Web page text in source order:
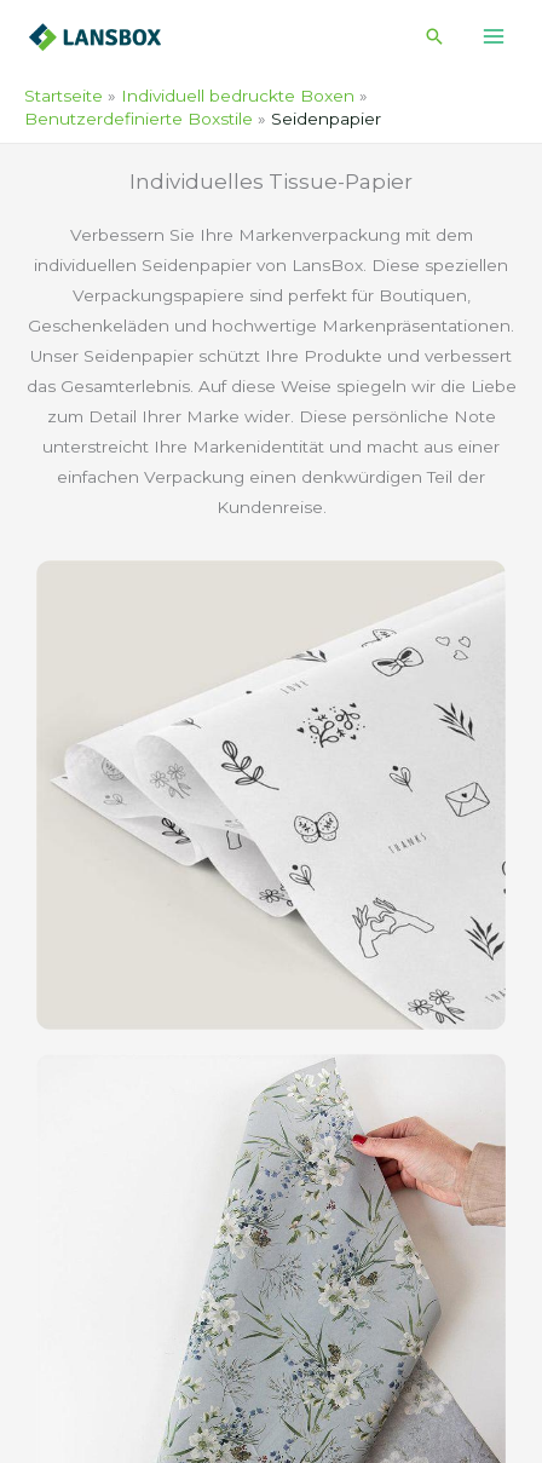
Inhalt
Suche
Startseite
Individuell bedruckte Boxen
Benutzerdefinierte Boxstile
Seidenpapier
Individuelles Tissue-Papier
Verbessern Sie Ihre Markenverpackung mit dem
individuellen Seidenpapier von LansBox. Diese speziellen
Verpackungspapiere sind perfekt für Boutiquen,
Geschenkeläden und hochwertige Markenpräsentationen.
Unser Seidenpapier schützt Ihre Produkte und verbessert
das Gesamterlebnis. Auf diese Weise spiegeln wir die Liebe
zum Detail Ihrer Marke wider. Diese persönliche Note
unterstreicht Ihre Markenidentität und macht aus einer
einfachen Verpackung einen denkwürdigen Teil der
Kundenreise.